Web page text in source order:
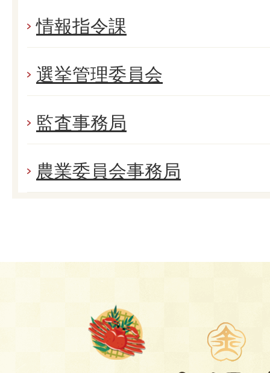
情報指令課
選挙管理委員会
監査事務局
農業委員会事務局